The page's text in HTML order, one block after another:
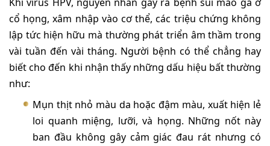
Khi virus HPV, nguyên nhân gây ra bệnh sùi mào gà ở
cổ họng, xâm nhập vào cơ thể, các triệu chứng không
lập tức hiện hữu mà thường phát triển âm thầm trong
vài tuần đến vài tháng. Người bệnh có thể chẳng hay
biết cho đến khi nhận thấy những dấu hiệu bất thường
như:
Mụn thịt nhỏ màu da hoặc đậm màu, xuất hiện lẻ
loi quanh miệng, lưỡi, và họng. Những nốt này
ban đầu không gây cảm giác đau rát nhưng có